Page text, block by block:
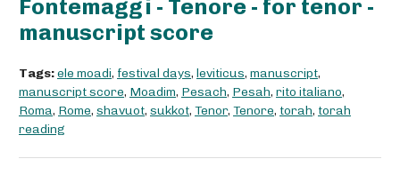
Fontemaggi - Tenore - for tenor -
manuscript score
Tags:ele moadi, festival days, leviticus, manuscript,
manuscript score, Moadim, Pesach, Pesah, rito italiano,
Roma, Rome, shavuot, sukkot, Tenor, Tenore, torah, torah
reading